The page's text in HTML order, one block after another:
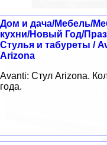
Дом и дача/Мебель/
кухни/Новый Год/
Стулья и табуреты /
Arizona
Avanti: Стул Arizona.
года.